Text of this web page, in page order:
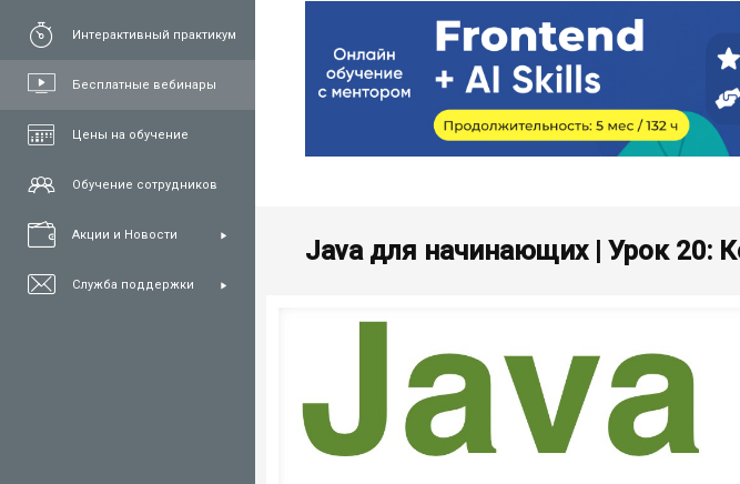
Интерактивный практикум
Бесплатные вебинары
Цены на обучение
Обучение сотрудников
Акции и Новости
Служба поддержки
Java для начинающих | Урок 20: